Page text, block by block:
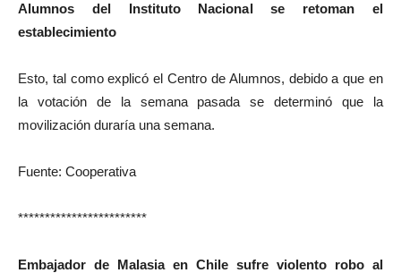
Alumnos del Instituto Nacional se retoman el
establecimiento
Esto, tal como explicó el Centro de Alumnos, debido a que en
la votación de la semana pasada se determinó que la
movilización duraría una semana.
Fuente: Cooperativa
************************
Embajador de Malasia en Chile sufre violento robo al